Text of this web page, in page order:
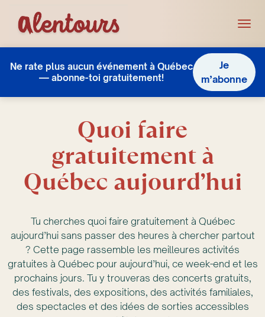
Ne rate plus aucun événement à Québec
— abonne-toi gratuitement!
Je
m’abonne
Quoi faire
gratuitement à
Québec aujourd’hui
Tu cherches quoi faire gratuitement à Québec
aujourd’hui sans passer des heures à chercher partout
? Cette page rassemble les meilleures activités
gratuites à Québec pour aujourd’hui, ce week-end et les
prochains jours. Tu y trouveras des concerts gratuits,
des festivals, des expositions, des activités familiales,
des spectacles et des idées de sorties accessibles